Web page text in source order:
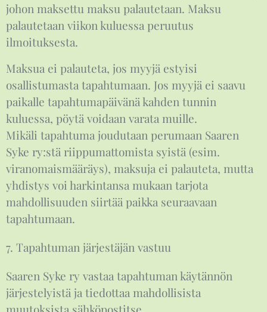
johon maksettu maksu palautetaan. Maksu
palautetaan viikon kuluessa peruutus
ilmoituksesta.
Maksua ei palauteta, jos myyjä estyisi
osallistumasta tapahtumaan. Jos myyjä ei saavu
paikalle tapahtumapäivänä kahden tunnin
kuluessa, pöytä voidaan varata muille.
Mikäli tapahtuma joudutaan perumaan Saaren
Syke ry:stä riippumattomista syistä (esim.
viranomaismääräys), maksuja ei palauteta, mutta
yhdistys voi harkintansa mukaan tarjota
mahdollisuuden siirtää paikka seuraavaan
tapahtumaan.
7. Tapahtuman järjestäjän vastuu
Saaren Syke ry vastaa tapahtuman käytännön
järjestelyistä ja tiedottaa mahdollisista